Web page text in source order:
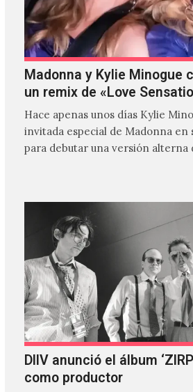
Madonna y Kylie Minogue
un remix de «Love
Hace apenas unos días Kylie
invitada especial de Madonna en
para debutar una versión alterna
DIIV anunció el álbum
como productor